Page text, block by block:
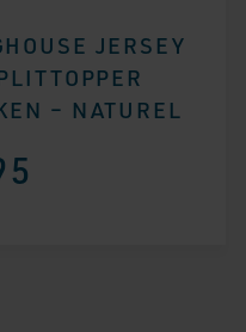
JERSEY
– NATUREL